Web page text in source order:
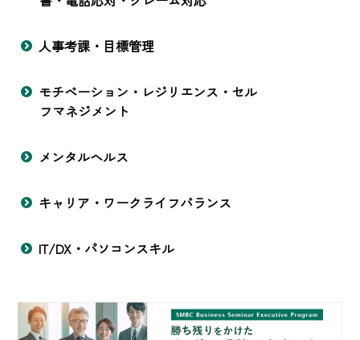
人事考課・目標管理
モチベーション・レジリエンス・セル
フマネジメント
メンタルヘルス
キャリア・ワークライフバランス
IT/DX・パソコンスキル